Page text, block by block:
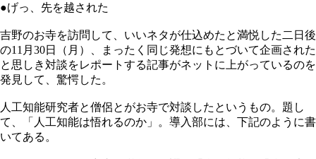
●げっ、先を越された
吉野のお寺を訪問して、いいネタが仕込めたと満悦した二日後
の11月30日（月）、まったく同じ発想にもとづいて企画された
と思しき対談をレポートする記事がネットに上がっているのを
発見して、驚愕した。
人工知能研究者と僧侶とがお寺で対談したというもの。題し
て、「人工知能は悟れるのか」。導入部には、下記のように書
いてある。